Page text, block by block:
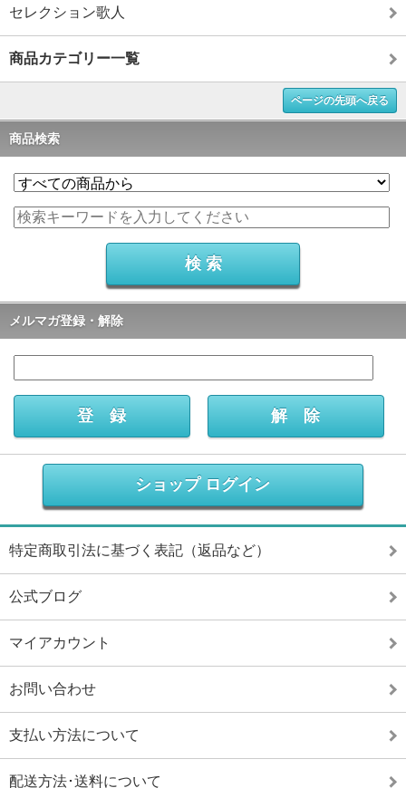
セレクション歌人
商品カテゴリー一覧
ページの先頭へ戻る
商品検索
メルマガ登録・解除
ショップ ログイン
特定商取引法に基づく表記（返品など）
公式ブログ
マイアカウント
お問い合わせ
支払い方法について
配送方法･送料について